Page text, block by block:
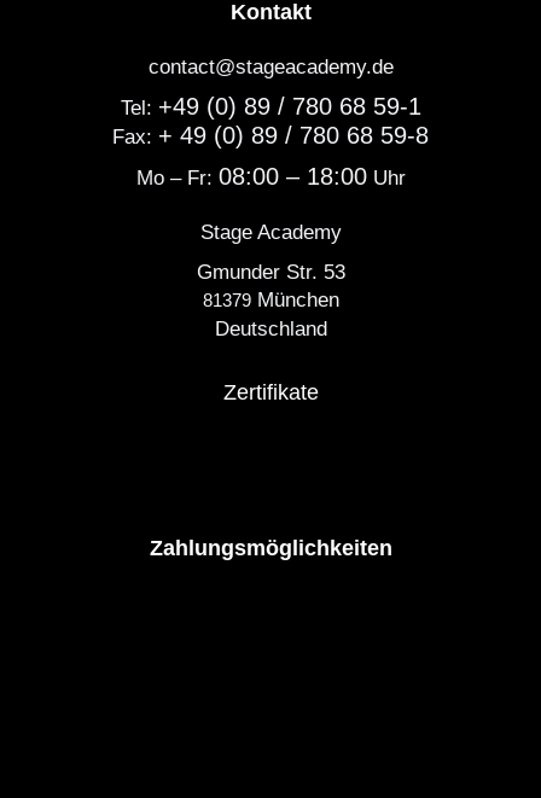
Kontakt
contact@stageacademy.de
Tel: +49 (0) 89 / 780 68 59-1
Fax: + 49 (0) 89 / 780 68 59-8
Mo – Fr: 08:00 – 18:00Uhr
Stage Academy
Gmunder Str. 53
81379München
Deutschland
Zertifikate
Zahlungsmöglichkeiten